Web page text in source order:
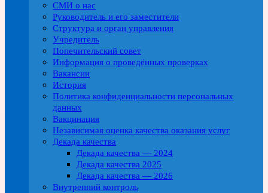
СМИ о нас
Руководитель и его заместители
Структура и орган управления
Учредитель
Попечительский совет
Информация о проведённых проверках
Вакансии
История
Политика конфиденциальности персональных
данных
Вакцинация
Независимая оценка качества оказания услуг
Декада качества
Декада качества — 2024
Декада качества 2025
Декада качества — 2026
Внутренний контроль